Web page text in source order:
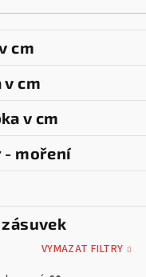
cm
v cm
v cm
- moření
VYMAZAT FILTRY